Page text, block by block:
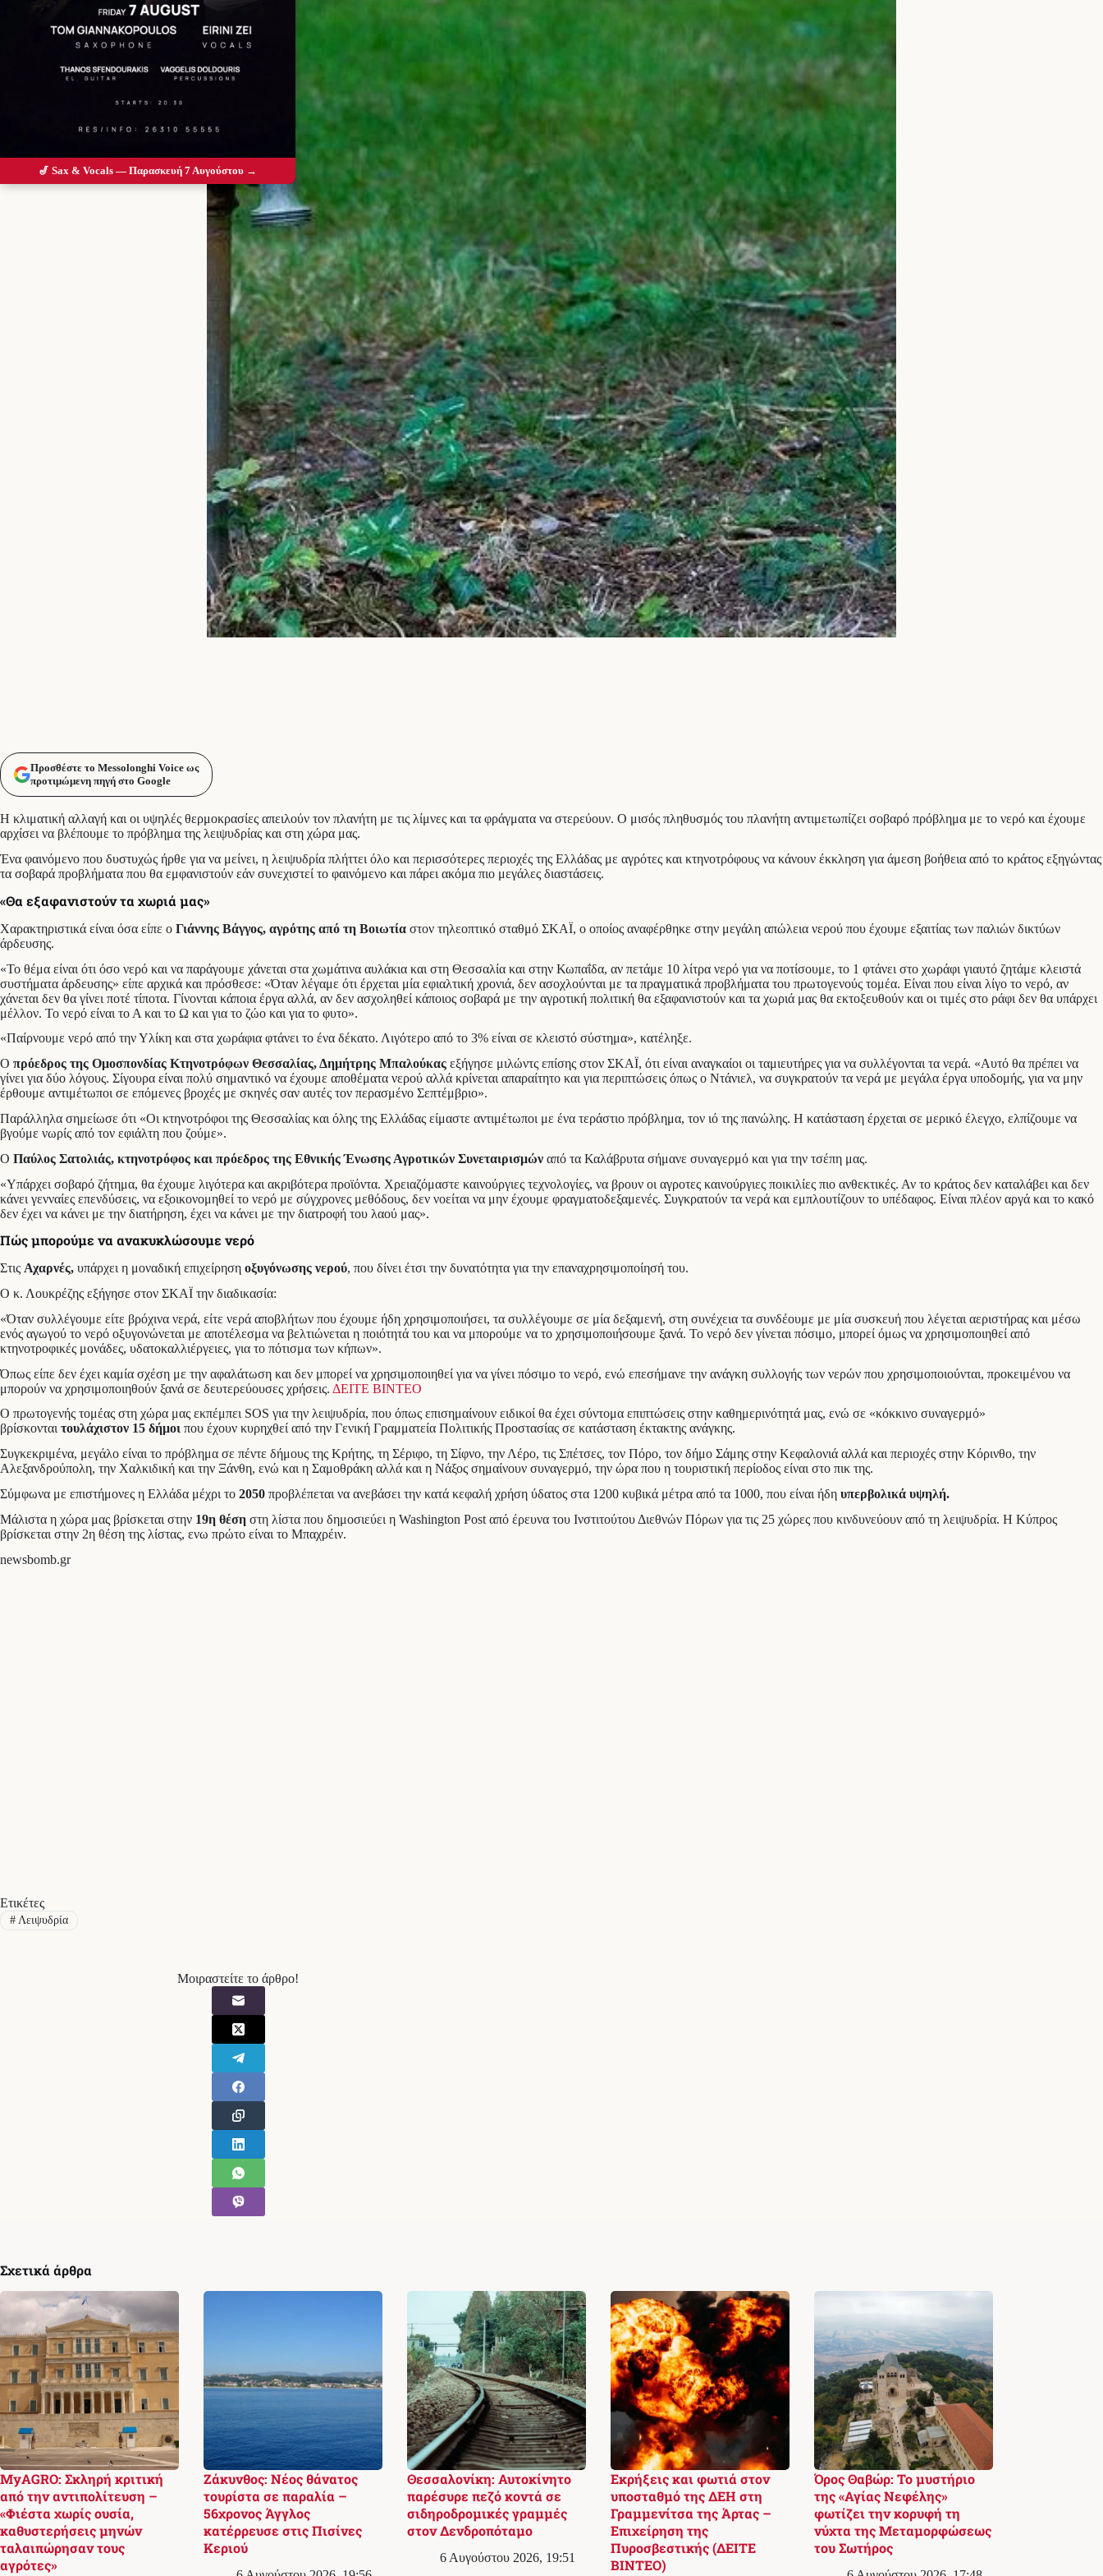
Προσθέστε το Messolonghi Voice ως
προτιμώμενη πηγή στο Google
Η κλιματική αλλαγή και οι υψηλές θερμοκρασίες απειλούν τον πλανήτη με τις λίμνες και τα φράγματα να στερεύουν. Ο μισός πληθυσμός του πλανήτη αντιμετωπίζει σοβαρό πρόβλημα με το νερό και έχουμε
αρχίσει να βλέπουμε το πρόβλημα της λειψυδρίας και στη χώρα μας.
Ένα φαινόμενο που δυστυχώς ήρθε για να μείνει, η λειψυδρία πλήττει όλο και περισσότερες περιοχές της Ελλάδας με αγρότες και κτηνοτρόφους να κάνουν έκκληση για άμεση βοήθεια από το κράτος εξηγώντας
τα σοβαρά προβλήματα που θα εμφανιστούν εάν συνεχιστεί το φαινόμενο και πάρει ακόμα πιο μεγάλες διαστάσεις.
«Θα εξαφανιστούν τα χωριά μας»
Χαρακτηριστικά είναι όσα είπε ο Γιάννης Βάγγος, αγρότης από τη Βοιωτία στον τηλεοπτικό σταθμό ΣΚΑΪ, ο οποίος αναφέρθηκε στην μεγάλη απώλεια νερού που έχουμε εξαιτίας των παλιών δικτύων
άρδευσης.
«Το θέμα είναι ότι όσο νερό και να παράγουμε χάνεται στα χωμάτινα αυλάκια και στη Θεσσαλία και στην Κωπαΐδα, αν πετάμε 10 λίτρα νερό για να ποτίσουμε, το 1 φτάνει στο χωράφι γιαυτό ζητάμε κλειστά
συστήματα άρδευσης» είπε αρχικά και πρόσθεσε: «Όταν λέγαμε ότι έρχεται μία εφιαλτική χρονιά, δεν ασοχλούνται με τα πραγματικά προβλήματα του πρωτογενούς τομέα. Είναι που είναι λίγο το νερό, αν
χάνεται δεν θα γίνει ποτέ τίποτα. Γίνονται κάποια έργα αλλά, αν δεν ασχοληθεί κάποιος σοβαρά με την αγροτική πολιτική θα εξαφανιστούν και τα χωριά μας θα εκτοξευθούν και οι τιμές στο ράφι δεν θα υπάρχει
μέλλον. Το νερό είναι το Α και το Ω και για το ζώο και για το φυτο».
«Παίρνουμε νερό από την Υλίκη και στα χωράφια φτάνει το ένα δέκατο. Λιγότερο από το 3% είναι σε κλειστό σύστημα», κατέληξε.
Ο πρόεδρος της Ομοσπονδίας Κτηνοτρόφων Θεσσαλίας, Δημήτρης Μπαλούκας εξήγησε μιλώντς επίσης στον ΣΚΑΪ, ότι είναι αναγκαίοι οι ταμιευτήρες για να συλλέγονται τα νερά. «Αυτό θα πρέπει να
γίνει για δύο λόγους. Σίγουρα είναι πολύ σημαντικό να έχουμε αποθέματα νερού αλλά κρίνεται απαραίτητο και για περιπτώσεις όπως ο Ντάνιελ, να συγκρατούν τα νερά με μεγάλα έργα υποδομής, για να μην
έρθουμε αντιμέτωποι σε επόμενες βροχές με σκηνές σαν αυτές τον περασμένο Σεπτέμβριο».
Παράλληλα σημείωσε ότι «Οι κτηνοτρόφοι της Θεσσαλίας και όλης της Ελλάδας είμαστε αντιμέτωποι με ένα τεράστιο πρόβλημα, τον ιό της πανώλης. Η κατάσταση έρχεται σε μερικό έλεγχο, ελπίζουμε να
βγούμε νωρίς από τον εφιάλτη που ζούμε».
Ο Παύλος Σατολιάς, κτηνοτρόφος και πρόεδρος της Εθνικής Ένωσης Αγροτικών Συνεταιρισμών από τα Καλάβρυτα σήμανε συναγερμό και για την τσέπη μας.
«Υπάρχει σοβαρό ζήτημα, θα έχουμε λιγότερα και ακριβότερα προϊόντα. Χρειαζόμαστε καινούργιες τεχνολογίες, να βρουν οι αγροτες καινούργιες ποικιλίες πιο ανθεκτικές. Αν το κράτος δεν καταλάβει και δεν
κάνει γενναίες επενδύσεις, να εξοικονομηθεί το νερό με σύγχρονες μεθόδους, δεν νοείται να μην έχουμε φραγματοδεξαμενές. Συγκρατούν τα νερά και εμπλουτίζουν το υπέδαφος. Είναι πλέον αργά και το κακό
δεν έχει να κάνει με την διατήρηση, έχει να κάνει με την διατροφή του λαού μας».
Πώς μπορούμε να ανακυκλώσουμε νερό
Στις Αχαρνές, υπάρχει η μοναδική επιχείρηση οξυγόνωσης νερού, που δίνει έτσι την δυνατότητα για την επαναχρησιμοποίησή του.
Ο κ. Λουκρέζης εξήγησε στον ΣΚΑΪ την διαδικασία:
«Όταν συλλέγουμε είτε βρόχινα νερά, είτε νερά αποβλήτων που έχουμε ήδη χρησιμοποιήσει, τα συλλέγουμε σε μία δεξαμενή, στη συνέχεια τα συνδέουμε με μία συσκευή που λέγεται αεριστήρας και μέσω
ενός αγωγού το νερό οξυγονώνεται με αποτέλεσμα να βελτιώνεται η ποιότητά του και να μπορούμε να το χρησιμοποιήσουμε ξανά. Το νερό δεν γίνεται πόσιμο, μπορεί όμως να χρησιμοποιηθεί από
κτηνοτροφικές μονάδες, υδατοκαλλιέργειες, για το πότισμα των κήπων».
Όπως είπε δεν έχει καμία σχέση με την αφαλάτωση και δεν μπορεί να χρησιμοποιηθεί για να γίνει πόσιμο το νερό, ενώ επεσήμανε την ανάγκη συλλογής των νερών που χρησιμοποιούνται, προκειμένου να
μπορούν να χρησιμοποιηθούν ξανά σε δευτερεύουσες χρήσεις. ΔΕΙΤΕ ΒΙΝΤΕΟ
Ο πρωτογενής τομέας στη χώρα μας εκπέμπει SOS για την λειψυδρία, που όπως επισημαίνουν ειδικοί θα έχει σύντομα επιπτώσεις στην καθημερινότητά μας, ενώ σε «κόκκινο συναγερμό»
βρίσκονταιτουλάχιστον 15 δήμοι που έχουν κυρηχθεί από την Γενική Γραμματεία Πολιτικής Προστασίας σε κατάσταση έκτακτης ανάγκης.
Συγκεκριμένα, μεγάλο είναι το πρόβλημα σε πέντε δήμους της Κρήτης, τη Σέριφο, τη Σίφνο, την Λέρο, τις Σπέτσες, τον Πόρο, τον δήμο Σάμης στην Κεφαλονιά αλλά και περιοχές στην Κόρινθο, την
Αλεξανδρούπολη, την Χαλκιδική και την Ξάνθη, ενώ και η Σαμοθράκη αλλά και η Νάξος σημαίνουν συναγερμό, την ώρα που η τουριστική περίοδος είναι στο πικ της.
Σύμφωνα με επιστήμονες η Ελλάδα μέχρι το 2050 προβλέπεται να ανεβάσει την κατά κεφαλή χρήση ύδατος στα 1200 κυβικά μέτρα από τα 1000, που είναι ήδη υπερβολικά υψηλή.
Μάλιστα η χώρα μας βρίσκεται στην 19η θέση στη λίστα που δημοσιεύει η Washington Post από έρευνα του Ινστιτούτου Διεθνών Πόρων για τις 25 χώρες που κινδυνεύουν από τη λειψυδρία. Η Κύπρος
βρίσκεται στην 2η θέση της λίστας, ενω πρώτο είναι το Μπαχρέιν.
newsbomb.gr
Ετικέτες
#Λειψυδρία
Μοιραστείτε το άρθρο!
Σχετικά άρθρα
MyAGRO: Σκληρή κριτική
από την αντιπολίτευση –
«Φιέστα χωρίς ουσία,
καθυστερήσεις μηνών
ταλαιπώρησαν τους
αγρότες»
Ζάκυνθος: Νέος θάνατος
τουρίστα σε παραλία –
56χρονος Άγγλος
κατέρρευσε στις Πισίνες
Κεριού
Θεσσαλονίκη: Αυτοκίνητο
παρέσυρε πεζό κοντά σε
σιδηροδρομικές γραμμές
στον Δενδροπόταμο
6 Αυγούστου 2026, 19:51
Εκρήξεις και φωτιά στον
υποσταθμό της ΔΕΗ στη
Γραμμενίτσα της Άρτας –
Επιχείρηση της
Πυροσβεστικής (ΔΕΙΤΕ
ΒΙΝΤΕΟ)
Όρος Θαβώρ: Το μυστήριο
της «Αγίας Νεφέλης»
φωτίζει την κορυφή τη
νύχτα της Μεταμορφώσεως
του Σωτήρος
🎷 Sax & Vocals — Παρασκευή 7 Αυγούστου →